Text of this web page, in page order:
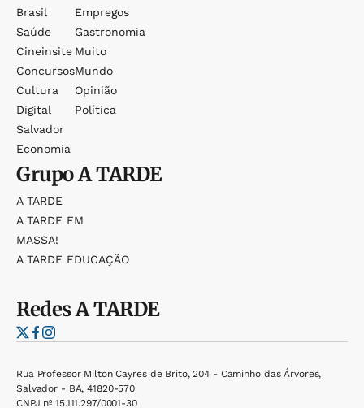
Brasil
Saúde
Cineinsite
Concursos
Cultura
Digital
Salvador
Economia
Empregos
Gastronomia
Muito
Mundo
Opinião
Política
GrupoA TARDE
A TARDE
A TARDE FM
MASSA!
A TARDE EDUCAÇÃO
RedesA TARDE
Rua Professor Milton Cayres de Brito, 204 - Caminho das Árvores,
Salvador - BA, 41820-570
CNPJ nº 15.111.297/0001-30